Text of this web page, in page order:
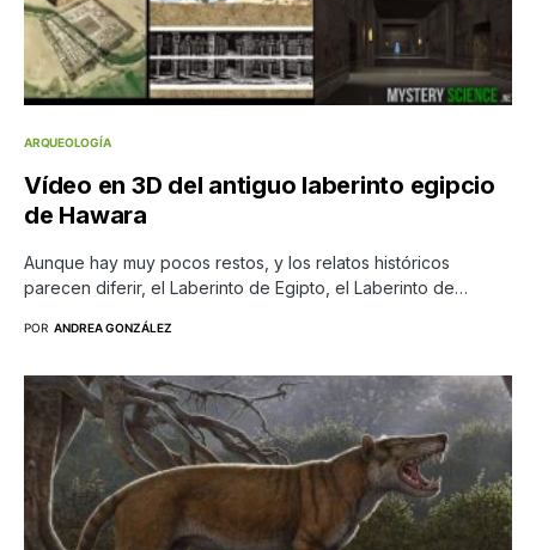
ARQUEOLOGÍA
Vídeo en 3D del antiguo laberinto egipcio
de Hawara
Aunque hay muy pocos restos, y los relatos históricos
parecen diferir, el Laberinto de Egipto, el Laberinto de…
POR ANDREA GONZÁLEZ